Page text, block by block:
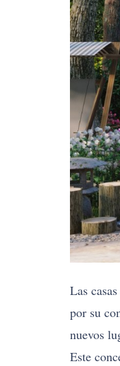
Las
por su
nuevos
Este